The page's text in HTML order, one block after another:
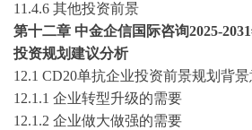
11 .4.6 其他投资前景
第十二章 中金企信国际咨询2025-2031
投资规划建议分析
12.1 CD20单抗企业投资前景规划背景
12.1.1 企业转型升级的需要
12.1.2 企业做大做强的需要